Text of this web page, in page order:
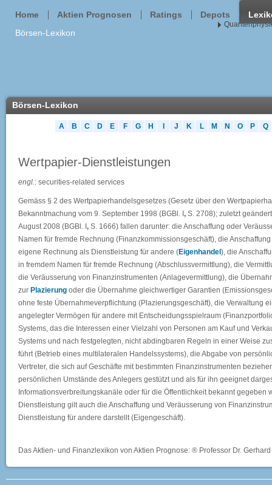
Home Aktien Prognosen Ratings Depots
Börsen-Lexikon
Börsen-Lexikon
A B C D E F G H J K L M N O P Q
Wertpapier-Dienstleistungen
engl.: securities-related services
Gemäss § 2 des Wertpapierhandelsgesetzes (Gesetz über den
Bekanntmachung vom 9. September 1998 (BGBl. I , S. 2708); zuletzt
August 2008 (BGBl. I , S. 1666) fallen darunter: die Anschaffung oder
Namen für fremde Rechnung (Finanzkommissionsgeschäft), die
eigene Rechnung als Dienstleistung für andere (Eigenhandel ), die
in fremdem Namen für fremde Rechnung (Abschlussvermittlung), die
die Veräusserung von Finanzinstrumenten (Anlagevermittlung), die
zur Plazierung oder die Übernahme gleichwertiger Garantien
ohne feste Übernahmeverpflichtung (Plazierungsgeschäft), die Verwaltung
angelegter Vermögen für andere mit Entscheidungsspielraum
Systems, das die Interessen einer Vielzahl von Personen am Kauf und
Systems und nach festgelegten, nicht abdingbaren Regeln in einer Weise
führt (Betrieb eines multilateralen Handelssystems), die Abgabe von
Vertreter, die sich auf Geschäfte mit bestimmten Finanzinstrumenten
persönlichen Umstände des Anlegers gestützt und als für ihn geeignet
Informationsverbreitungskanäle oder für die Öffentlichkeit bekannt gegeben
Dienstleistung gilt auch die Anschaffung und Veräusserung von
Dienstleistung für andere darstellt (Eigengeschäft).
Das Aktien- und Finanzlexikon von Aktien Prognose: ® Professor Dr.